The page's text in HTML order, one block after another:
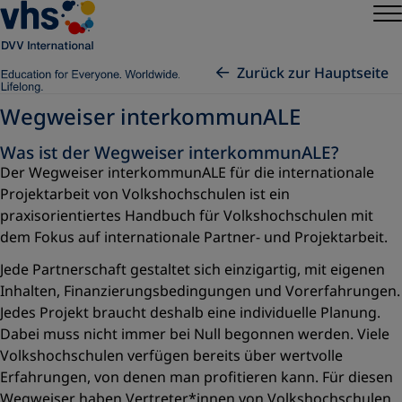
Zurück zur Hauptseite
Wegweiser interkommunALE
Was ist der Wegweiser interkommunALE?
Der Wegweiser interkommunALE für die internationale
Projektarbeit von Volkshochschulen ist ein
praxisorientiertes Handbuch für Volkshochschulen mit
dem Fokus auf internationale Partner- und Projektarbeit.
Jede Partnerschaft gestaltet sich einzigartig, mit eigenen
Inhalten, Finanzierungsbedingungen und Vorerfahrungen.
Jedes Projekt braucht deshalb eine individuelle Planung.
Dabei muss nicht immer bei Null begonnen werden. Viele
Volkshochschulen verfügen bereits über wertvolle
Erfahrungen, von denen man profitieren kann. Für diesen